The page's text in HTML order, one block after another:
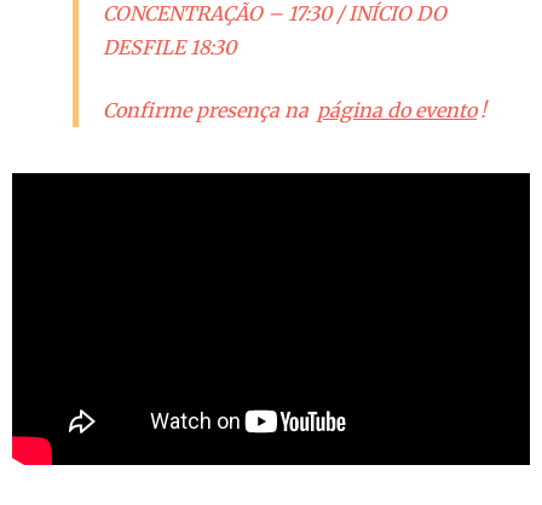
CONCENTRAÇÃO – 17:30 / INÍCIO DO
DESFILE 18:30
Confirme presença na página do evento !